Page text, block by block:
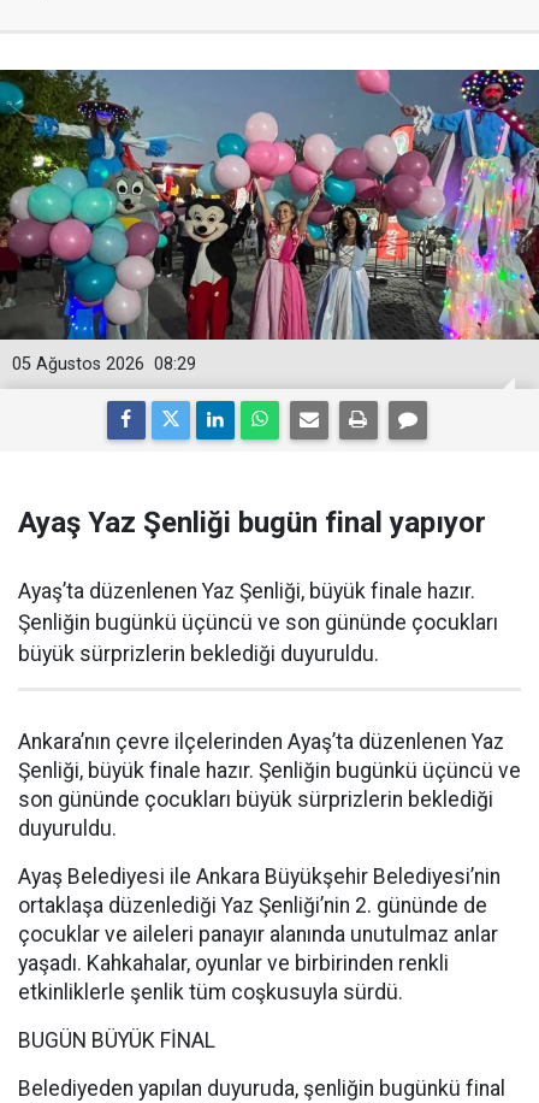
08:29
05 Ağustos 2026
Ayaş Yaz Şenliği bugün final yapıyor
Ayaş’ta düzenlenen Yaz Şenliği, büyük finale hazır.
Şenliğin bugünkü üçüncü ve son gününde çocukları
büyük sürprizlerin beklediği duyuruldu.
Ankara’nın çevre ilçelerinden Ayaş’ta düzenlenen Yaz
Şenliği, büyük finale hazır. Şenliğin bugünkü üçüncü ve
son gününde çocukları büyük sürprizlerin beklediği
duyuruldu.
Ayaş Belediyesi ile Ankara Büyükşehir Belediyesi’nin
ortaklaşa düzenlediği Yaz Şenliği’nin 2. gününde de
çocuklar ve aileleri panayır alanında unutulmaz anlar
yaşadı. Kahkahalar, oyunlar ve birbirinden renkli
etkinliklerle şenlik tüm coşkusuyla sürdü.
BUGÜN BÜYÜK FİNAL
Belediyeden yapılan duyuruda, şenliğin bugünkü final